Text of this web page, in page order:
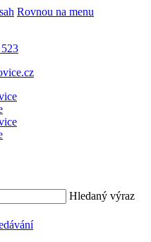
Rovnou na menu
Hledaný výraz